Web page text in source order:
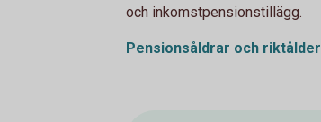
och inkomstpensionstillägg.
Pensionsåldrar och riktålder